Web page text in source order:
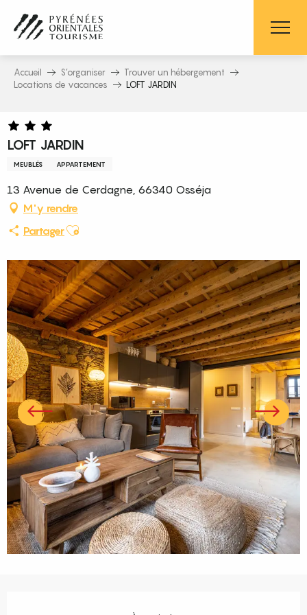
contenu
principal
Accueil S’organiser
Trouver un hébergement
Locations de vacances
LOFT JARDIN
LOFT JARDIN
MEUBLÉS APPARTEMENT
13 Avenue de Cerdagne, 66340 Osséja
M'y rendre
PartagerAjouter aux favoris